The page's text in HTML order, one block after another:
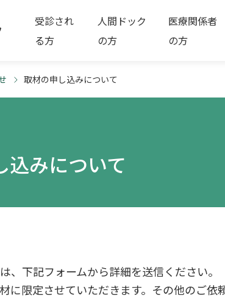
受診され
る方
人間ドック
の方
医療関係者
の方
取材の申し込みについて
込みについて
、下記フォームから詳細を送信ください。
に限定させていただきます。その他のご